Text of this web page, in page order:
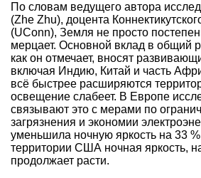
По словам ведущего автора
(Zhe Zhu), доцента
(UConn), Земля не просто
мерцает. Основной вклад в общий
как он отмечает, вносят
включая Индию, Китай и часть
всё быстрее расширяются
освещение слабеет. В Европе
связывают это с мерами по
загрязнения и экономии
уменьшила ночную яркость на 33
территории США ночная яркость,
продолжает расти.